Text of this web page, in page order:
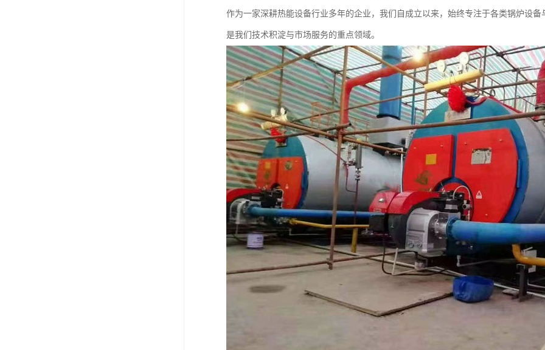
作为一家深耕热能设备行业多年的企业，我们自成立以来，始终专注于各类锅炉设
是我们技术积淀与市场服务的重点领域。